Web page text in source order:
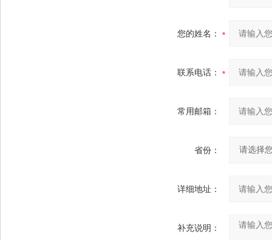
您的姓名：
联系电话：
常用邮箱：
省份：
详细地址：
补充说明：